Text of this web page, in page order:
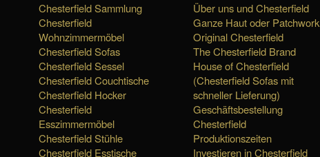
Chesterfield Sammlung
Chesterfield
Wohnzimmermöbel
Chesterfield Sofas
Chesterfield Sessel
Chesterfield Couchtische
Chesterfield Hocker
Chesterfield
Esszimmermöbel
Chesterfield Stühle
Chesterfield Esstische
Über uns und Chesterfield
Ganze Haut oder Patchwork
Original Chesterfield
The Chesterfield Brand
House of Chesterfield
(Chesterfield Sofas mit
schneller Lieferung)
Geschäftsbestellung
Chesterfield
Produktionszeiten
Investieren in Chesterfield